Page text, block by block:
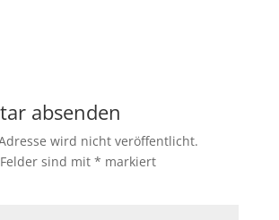
absenden
wird nicht veröffentlicht.
sind mit * markiert